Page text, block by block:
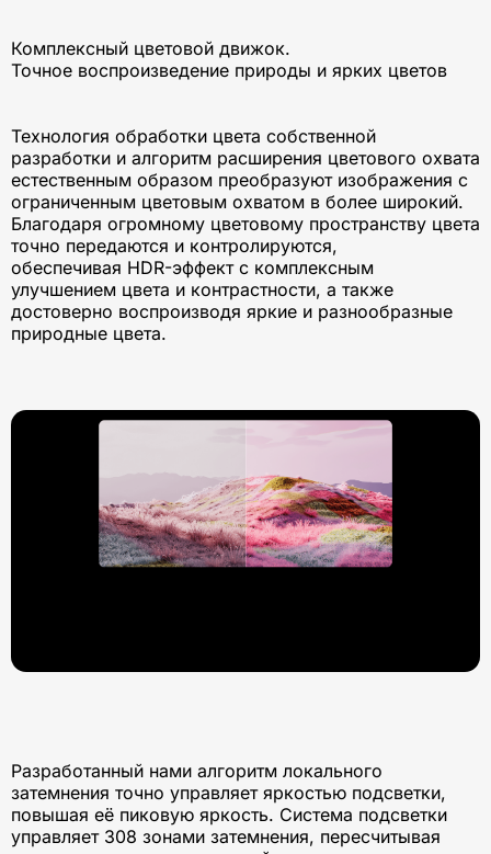
Комплексный цветовой движок.
Точное воспроизведение природы и ярких цветов
Технология обработки цвета собственной
разработки и алгоритм расширения цветового охвата
естественным образом преобразуют изображения с
ограниченным цветовым охватом в более широкий.
Благодаря огромному цветовому пространству цвета
точно передаются и контролируются,
обеспечивая HDR-эффект с комплексным
улучшением цвета и контрастности, а также
достоверно воспроизводя яркие и разнообразные
природные цвета.
Разработанный нами алгоритм локального
затемнения точно управляет яркостью подсветки,
повышая её пиковую яркость. Система подсветки
управляет 308 зонами затемнения, пересчитывая